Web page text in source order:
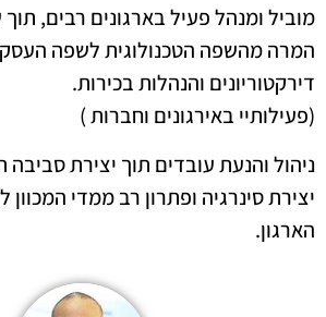
מוביל ומנהל פעיל בארגונים רבים,
המרה מהשפה הטכנולוגית לשפה
דירקטוריונים והנהלות בכירות.
(פעילותיי באירגונים וחברות )
ניהול והנעת עובדים תוך יצירת סביבה
יצירת סינרגיה ופתרון רב ממדי
הארגון.